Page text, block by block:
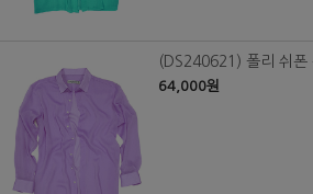
(DS240621) 폴리 쉬폰
64,000원